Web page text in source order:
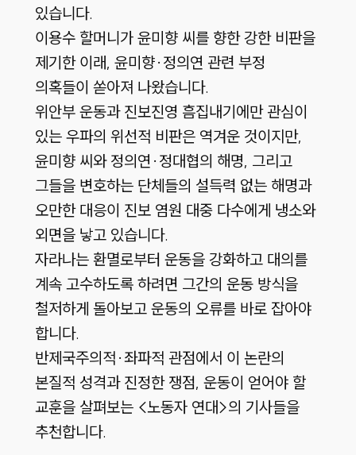
있습니다.
이용수 할머니가 윤미향 씨를 향한 강한 비판을
제기한 이래, 윤미향·정의연 관련 부정
의혹들이 쏟아져 나왔습니다.
위안부 운동과 진보진영 흠집내기에만 관심이
있는 우파의 위선적 비판은 역겨운 것이지만,
윤미향 씨와 정의연·정대협의 해명, 그리고
그들을 변호하는 단체들의 설득력 없는 해명과
오만한 대응이 진보 염원 대중 다수에게 냉소와
외면을 낳고 있습니다.
자라나는 환멸로부터 운동을 강화하고 대의를
계속 고수하도록 하려면 그간의 운동 방식을
철저하게 돌아보고 운동의 오류를 바로 잡아야
합니다.
반제국주의적·좌파적 관점에서 이 논란의
본질적 성격과 진정한 쟁점, 운동이 얻어야 할
교훈을 살펴보는 <노동자 연대>의 기사들을
추천합니다.